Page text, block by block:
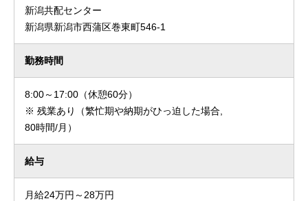
新潟共配センター
新潟県新潟市西蒲区巻東町546-1
勤務時間
8:00～17:00（休憩60分）
※ 残業あり（繁忙期や納期がひっ迫した場合,
80時間/月）
給与
月給24万円～28万円